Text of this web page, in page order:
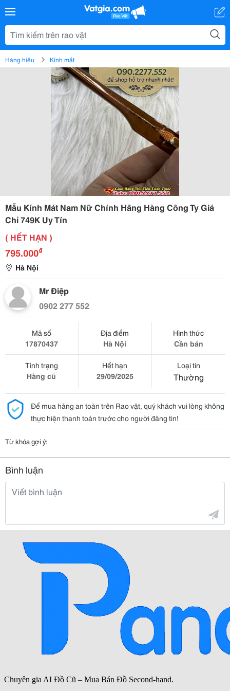
Hàng hiệu Kính mắt
Mẫu Kính Mát Nam Nữ Chính Hãng Hàng Công Ty Giá
Chỉ 749K Uy Tín
( HẾT HẠN )
795.000₫
Hà Nội
Mr Điệp
0902 277 552
Mã số
17870437
Địa điểm
Hà Nội
Hình thức
Cần bán
Tình trạng
Hàng cũ
Hết hạn
29/09/2025
Loại tin
Thường
Để mua hàng an toàn trên Rao vặt, quý khách vui lòng không
thực hiện thanh toán trước cho người đăng tin!
Từ khóa gợi ý:
Bình luận